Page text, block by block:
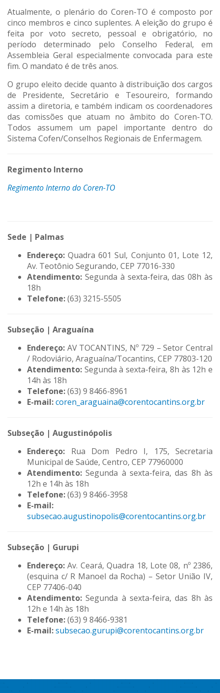
Atualmente, o plenário do Coren-TO é composto por
cinco membros e cinco suplentes. A eleição do grupo é
feita por voto secreto, pessoal e obrigatório, no
período determinado pelo Conselho Federal, em
Assembleia Geral especialmente convocada para este
fim. O mandato é de três anos.
O grupo eleito decide quanto à distribuição dos cargos
de Presidente, Secretário e Tesoureiro, formando
assim a diretoria, e também indicam os coordenadores
das comissões que atuam no âmbito do Coren-TO.
Todos assumem um papel importante dentro do
Sistema Cofen/Conselhos Regionais de Enfermagem.
Regimento Interno
Regimento Interno do Coren-TO
Sede | Palmas
Endereço: Quadra 601 Sul, Conjunto 01, Lote 12,
Av. Teotônio Segurando, CEP 77016-330
Atendimento: Segunda à sexta-feira, das 08h às
18h
Telefone:(63) 3215-5505
Subseção | Araguaína
Endereço: AV TOCANTINS, Nº 729 – Setor Central
/ Rodoviário, Araguaína/Tocantins, CEP 77803-120
Atendimento: Segunda à sexta-feira, 8h às 12h e
14h às 18h
Telefone:(63) 9 8466-8961
E-mail:coren_araguaina@corentocantins.org.br
Subseção | Augustinópolis
Endereço: Rua Dom Pedro I, 175, Secretaria
Municipal de Saúde, Centro, CEP 77960000
Atendimento: Segunda à sexta-feira, das 8h às
12h e 14h às 18h
Telefone:(63) 9 8466-3958
E-mail:
subsecao.augustinopolis@corentocantins.org.br
Subseção | Gurupi
Endereço: Av. Ceará, Quadra 18, Lote 08, nº 2386,
(esquina c/ R Manoel da Rocha) – Setor União IV,
CEP 77406-040
Atendimento: Segunda à sexta-feira, das 8h às
12h e 14h às 18h
Telefone:(63) 9 8466-9381
E-mail:subsecao.gurupi@corentocantins.org.br